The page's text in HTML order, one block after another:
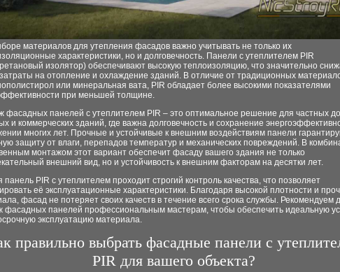
материалов для утепления фасадов важно учитывать не только их
характеристики, но и долговечность. Панели с утеплителем PIR
изолятор) обеспечивают высокую теплоизоляцию, что значительно
на отопление и охлаждение зданий. В отличие от традиционных
или минеральная вата, PIR обладает более высокими показателями
при меньшей толщине.
фасадных панелей с утеплителем PIR – это оптимальное решение для частных
и коммерческих зданий, где важна долговечность и сохранение
многих лет. Прочные и устойчивые к внешним воздействиям панели
защиту от влаги, перепадов температур и механических повреждений. В
монтажом этот вариант обеспечит фасаду вашего здания не только
внешний вид, но и устойчивость к внешним факторам на десятки лет.
панель PIR с утеплителем проходит строгий контроль качества, что позволяет
её эксплуатационные характеристики. Благодаря высокой плотности и
фасад не потеряет своих качеств в течение всего срока службы. Рекомендуем
фасадных панелей профессиональным мастерам, чтобы обеспечить идеальную
эксплуатацию материала.
правильно выбрать фасадные панели с
PIR для вашего объекта?